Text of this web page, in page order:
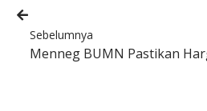
Sebelumnya
Menneg BUMN Pastikan